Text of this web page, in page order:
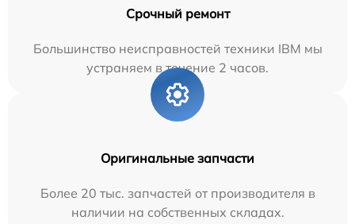
Срочный ремонт
Большинство неисправностей техники IBM мы
устраняем в течение 2 часов.
Оригинальные запчасти
Более 20 тыс. запчастей от производителя в
наличии на собственных складах.